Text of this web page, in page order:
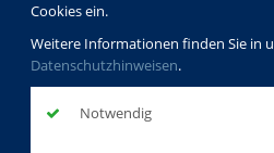
Cookies ein.
Weitere Informationen finden Sie in
Datenschutzhinweisen.
Notwendig